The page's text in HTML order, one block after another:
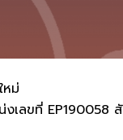
หม่
เลขที่ EP190058